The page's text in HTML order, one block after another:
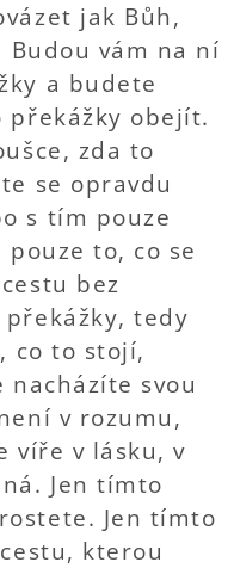
jak Bůh,
vám na ní
a budete
překážky obejít.
zda to
se opravdu
s tím pouze
to, co se
bez
překážky, tedy
co to stojí,
nacházíte svou
v rozumu,
víře v lásku, v
Jen tímto
Jen tímto
kterou